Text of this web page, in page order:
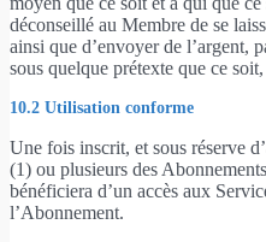
déconseillé au Membre de se
ainsi que d’envoyer de l’argent,
sous quelque prétexte que ce
10.2 Utilisation conforme
Une fois inscrit, et sous réserve
(1) ou plusieurs des
bénéficiera d’un accès aux
l’Abonnement.